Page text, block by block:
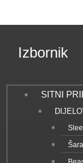
Izbornik
SITNI